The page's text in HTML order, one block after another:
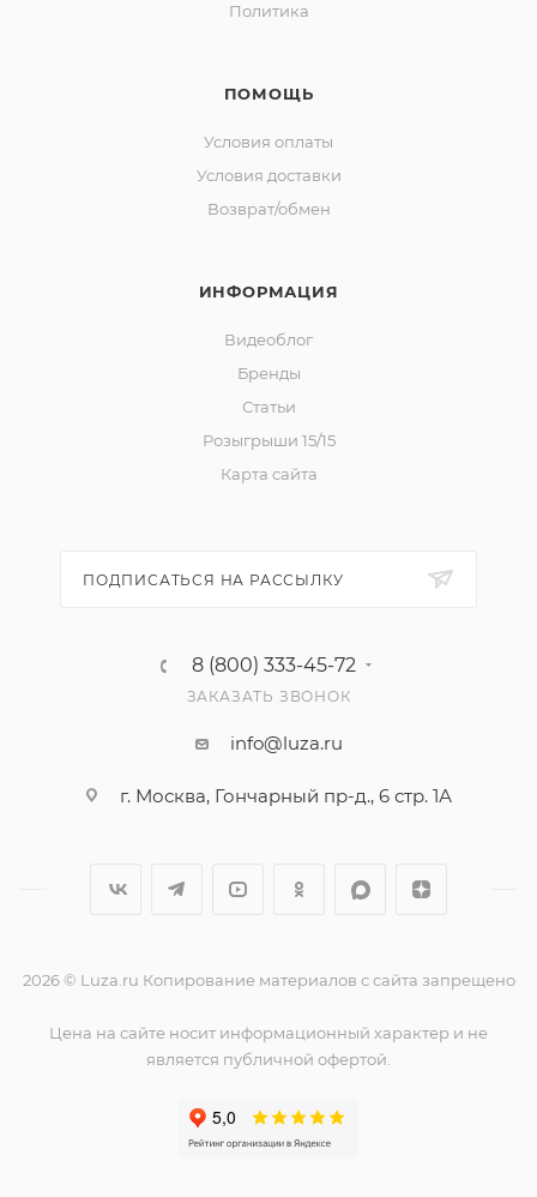
Политика
ПОМОЩЬ
Условия оплаты
Условия доставки
Возврат/обмен
ИНФОРМАЦИЯ
Видеоблог
Бренды
Статьи
Розыгрыши 15/15
Карта сайта
ПОДПИСАТЬСЯ НА РАССЫЛКУ
8 (800) 333-45-72
ЗАКАЗАТЬ ЗВОНОК
info@luza.ru
г. Москва, Гончарный пр-д., 6 стр. 1А
2026 © Luza.ru Копирование материалов с сайта запрещено
Цена на сайте носит информационный характер и не
является публичной офертой.